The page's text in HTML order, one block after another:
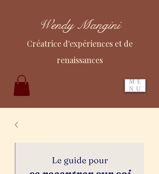
ME
NU
Wendy Mangini
Créatrice d'expériences et de
renaissances